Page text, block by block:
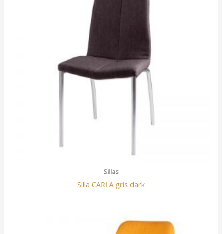
Sillas
Silla CARLA gris dark